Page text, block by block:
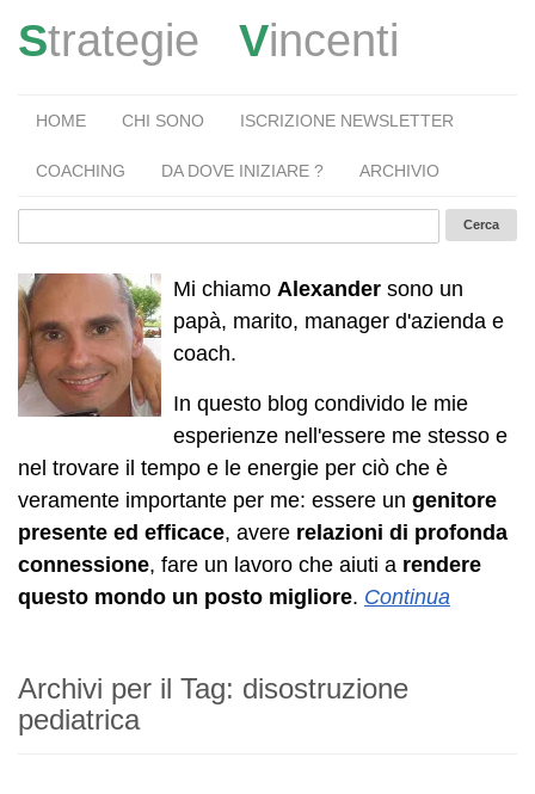
Strategie Vincenti
HOME CHI SONO ISCRIZIONE NEWSLETTER
COACHING DA DOVE INIZIARE ? ARCHIVIO
Mi chiamo Alexander sono un
papà, marito, manager d'azienda e
coach.
In questo blog condivido le mie
esperienze nell'essere me stesso e
nel trovare il tempo e le energie per ciò che è
veramente importante per me: essere un genitore
presente ed efficace, avere relazioni di profonda
connessione, fare un lavoro che aiuti a rendere
questo mondo un posto migliore. Continua
Archivi per il Tag: disostruzione
pediatrica